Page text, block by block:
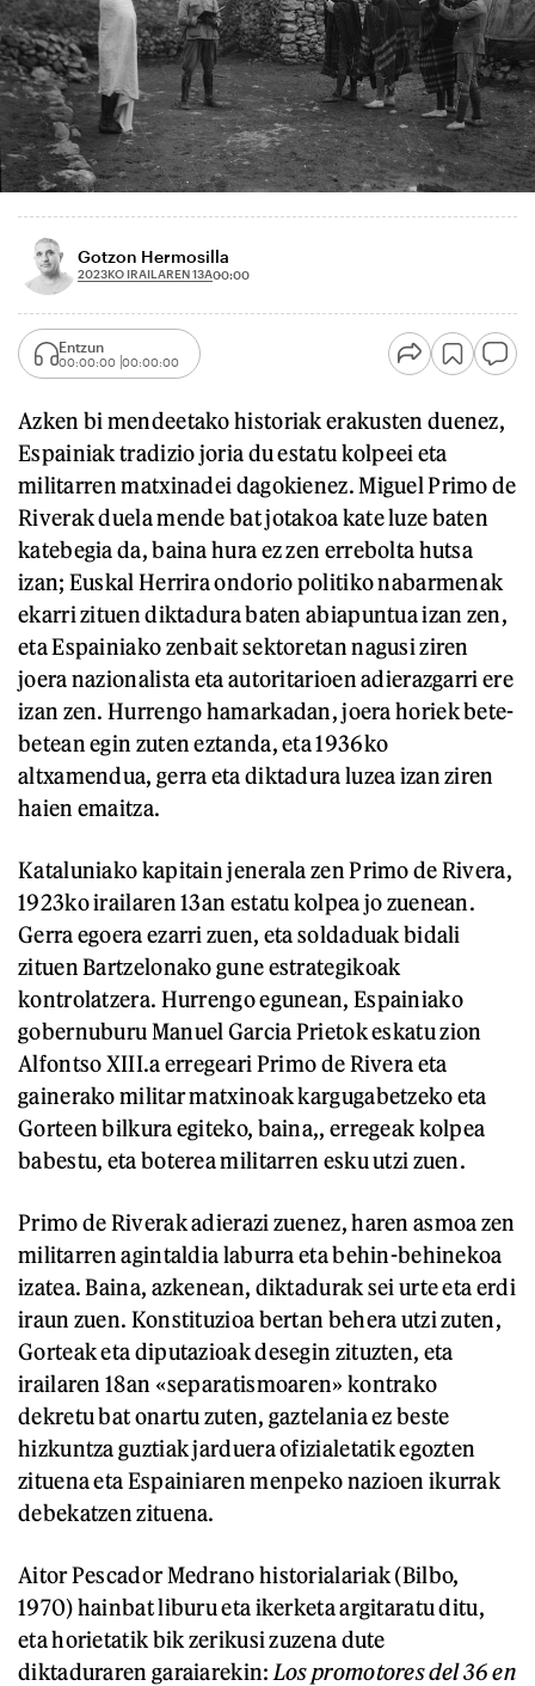
Gotzon Hermosilla
2023KO IRAILAREN 13A00:00
Entzun
00:00:00 00:00:00
Azken bi mendeetako historiak erakusten duenez,
Espainiak tradizio joria du estatu kolpeei eta
militarren matxinadei dagokienez. Miguel Primo de
Riverak duela mende bat jotakoa kate luze baten
katebegia da, baina hura ez zen errebolta hutsa
izan; Euskal Herrira ondorio politiko nabarmenak
ekarri zituen diktadura baten abiapuntua izan zen,
eta Espainiako zenbait sektoretan nagusi ziren
joera nazionalista eta autoritarioen adierazgarri ere
izan zen. Hurrengo hamarkadan, joera horiek bete-
betean egin zuten eztanda, eta 1936ko
altxamendua, gerra eta diktadura luzea izan ziren
haien emaitza.
Kataluniako kapitain jenerala zen Primo de Rivera,
1923ko irailaren 13an estatu kolpea jo zuenean.
Gerra egoera ezarri zuen, eta soldaduak bidali
zituen Bartzelonako gune estrategikoak
kontrolatzera. Hurrengo egunean, Espainiako
gobernuburu Manuel Garcia Prietok eskatu zion
Alfontso XIII.a erregeari Primo de Rivera eta
gainerako militar matxinoak kargugabetzeko eta
Gorteen bilkura egiteko, baina,, erregeak kolpea
babestu, eta boterea militarren esku utzi zuen.
Primo de Riverak adierazi zuenez, haren asmoa zen
militarren agintaldia laburra eta behin-behinekoa
izatea. Baina, azkenean, diktadurak sei urte eta erdi
iraun zuen. Konstituzioa bertan behera utzi zuten,
Gorteak eta diputazioak desegin zituzten, eta
irailaren 18an «separatismoaren» kontrako
dekretu bat onartu zuten, gaztelania ez beste
hizkuntza guztiak jarduera ofizialetatik egozten
zituena eta Espainiaren menpeko nazioen ikurrak
debekatzen zituena.
Aitor Pescador Medrano historialariak (Bilbo,
1970) hainbat liburu eta ikerketa argitaratu ditu,
eta horietatik bik zerikusi zuzena dute
diktaduraren garaiarekin: Los promotores del 36 en